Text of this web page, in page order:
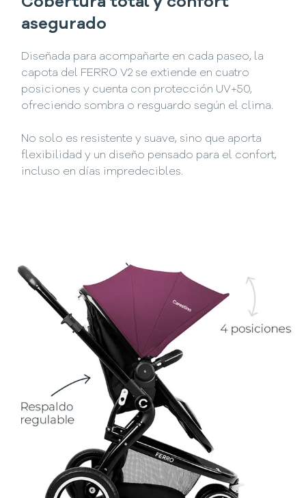
asegurado
Diseñada para acompañarte en cada paseo, la
capota del FERRO V2 se extiende en cuatro
posiciones y cuenta con protección UV+50,
ofreciendo sombra o resguardo según el clima.
No solo es resistente y suave, sino que aporta
flexibilidad y un diseño pensado para el confort,
incluso en días impredecibles.